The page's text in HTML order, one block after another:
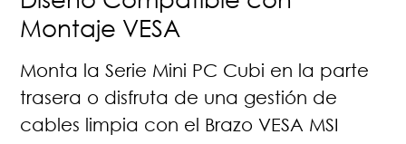
Montaje VESA
Monta la Serie Mini PC Cubi en la parte
trasera o disfruta de una gestión de
cables limpia con el Brazo VESA MSI